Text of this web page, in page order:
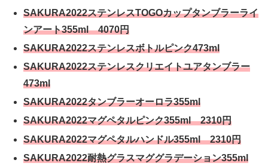
SAKURA2022ステンレスTOGOカップタンブラーライ
ンアート355ml 4070円
SAKURA2022ステンレスボトルピンク473ml
SAKURA2022ステンレスクリエイトユアタンブラー
473ml
SAKURA2022タンブラーオーロラ355ml
SAKURA2022マグペタルピンク355ml 2310円
SAKURA2022マグペタルハンドル355ml 2310円
SAKURA2022耐熱グラスマググラデーション355ml